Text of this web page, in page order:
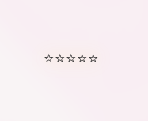
⭐⭐⭐⭐⭐